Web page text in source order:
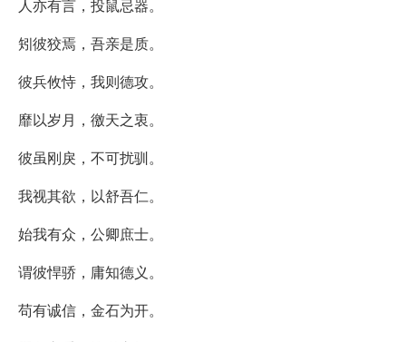
人亦有言，投鼠忌器。
矧彼狡焉，吾亲是质。
彼兵攸恃，我则德攻。
靡以岁月，徼天之衷。
彼虽刚戾，不可扰驯。
我视其欲，以舒吾仁。
始我有众，公卿庶士。
谓彼悍骄，庸知德义。
苟有诚信，金石为开。